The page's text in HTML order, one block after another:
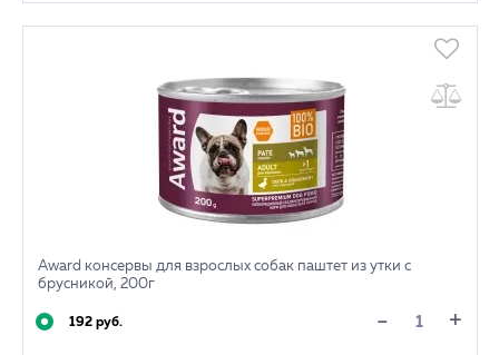
Award консервы для взрослых собак паштет из утки с
брусникой, 200г
192 руб. - +